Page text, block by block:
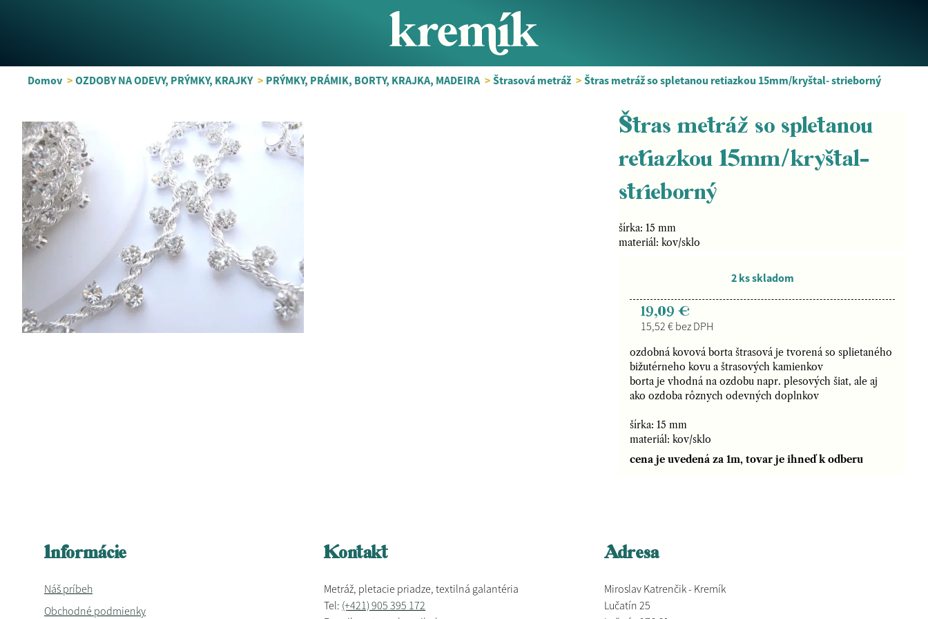
Domov > OZDOBY NA ODEVY, PRÝMKY, KRAJKY > PRÝMKY, PRÁMIK, BORTY, KRAJKA, MADEIRA > Štrasová metráž > Štras metráž so spletanou retiazkou 15mm/kryštal- strieborný
Štras metráž so spletanou
retiazkou 15mm/kryštal-
strieborný
šírka: 15 mm
materiál: kov/sklo
2 ks skladom
19,09 €
15,52 € bez DPH
ozdobná kovová borta štrasová je tvorená so splietaného
bižutérneho kovu a štrasových kamienkov
borta je vhodná na ozdobu napr. plesových šiat, ale aj
ako ozdoba rôznych odevných doplnkov
šírka: 15 mm
materiál: kov/sklo
cena je uvedená za 1m, tovar je ihneď k odberu
Informácie
Náš príbeh
Obchodné podmienky
Kontakt
Metráž, pletacie priadze, textilná galantéria
Tel: (+421) 905 395 172
Adresa
Miroslav Katrenčik - Kremík
Lučatín 25